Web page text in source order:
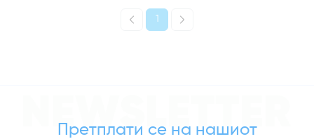
1
NEWSLETTER
Претплати се на нашиот